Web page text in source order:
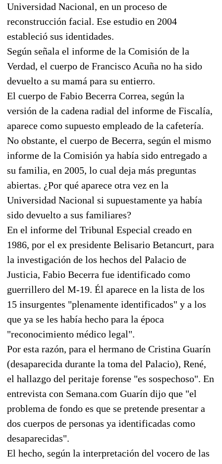
Universidad Nacional, en un proceso de
reconstrucción facial. Ese estudio en 2004
estableció sus identidades.
Según señala el informe de la Comisión de la
Verdad, el cuerpo de Francisco Acuña no ha sido
devuelto a su mamá para su entierro.
El cuerpo de Fabio Becerra Correa, según la
versión de la cadena radial del informe de Fiscalía,
aparece como supuesto empleado de la cafetería.
No obstante, el cuerpo de Becerra, según el mismo
informe de la Comisión ya había sido entregado a
su familia, en 2005, lo cual deja más preguntas
abiertas. ¿Por qué aparece otra vez en la
Universidad Nacional si supuestamente ya había
sido devuelto a sus familiares?
En el informe del Tribunal Especial creado en
1986, por el ex presidente Belisario Betancurt, para
la investigación de los hechos del Palacio de
Justicia, Fabio Becerra fue identificado como
guerrillero del M-19. Él aparece en la lista de los
15 insurgentes "plenamente identificados" y a los
que ya se les había hecho para la época
"reconocimiento médico legal".
Por esta razón, para el hermano de Cristina Guarín
(desaparecida durante la toma del Palacio), René,
el hallazgo del peritaje forense "es sospechoso". En
entrevista con Semana.com Guarín dijo que "el
problema de fondo es que se pretende presentar a
dos cuerpos de personas ya identificadas como
desaparecidas".
El hecho, según la interpretación del vocero de las